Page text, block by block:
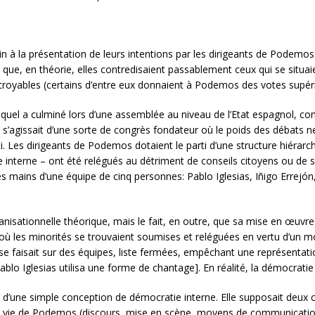
à la présentation de leurs intentions par les dirigeants de
en théorie, elles contredisaient passablement ceux qui se
(certains d’entre eux donnaient à Podemos des votes
a culminé lors d’une assemblée au niveau de l’Etat espagnol,
d’une sorte de congrès fondateur où le poids des débats
dirigeants de Podemos dotaient le parti d’une structure
interne – ont été relégués au détriment de conseils citoyens ou de
d’une équipe de cinq personnes: Pablo Iglesias, Iñigo
théorique, mais le fait, en outre, que sa mise en
les minorités se trouvaient soumises et reléguées en vertu d’un
faisait sur des équipes, liste fermées, empêchant une
Iglesias utilisa une forme de chantage]. En réalité, la
simple conception de démocratie interne. Elle supposait